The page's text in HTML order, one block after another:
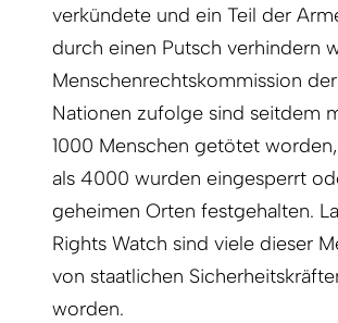
verkündete und ein Teil der
durch einen Putsch verhindern
Menschenrechtskommission
Nationen zufolge sind seitdem
1000 Menschen getötet
als 4000 wurden eingesperrt
geheimen Orten festgehalten.
Rights Watch sind viele dieser
von staatlichen
worden.